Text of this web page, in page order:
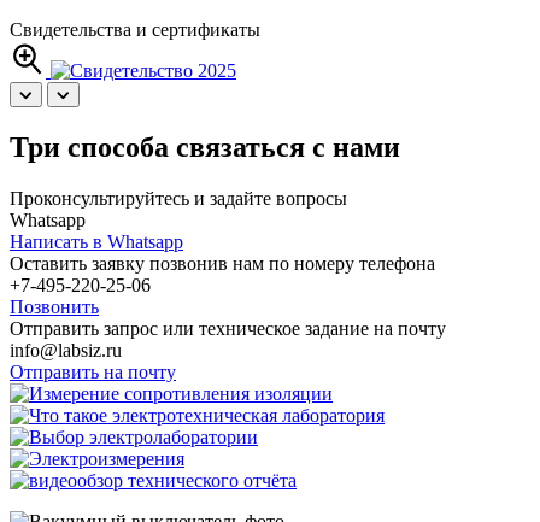
Свидетельства и сертификаты
Три способа связаться с нами
Проконсультируйтесь и задайте вопросы
Whatsapp
Написать в Whatsapp
Оставить заявку позвонив нам по номеру телефона
+7-495-220-25-06
Позвонить
Отправить запрос или техническое задание на почту
info@labsiz.ru
Отправить на почту